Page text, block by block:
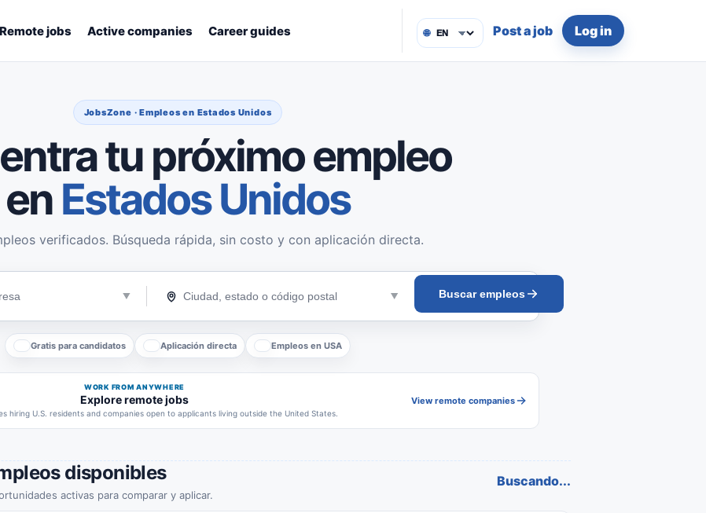
Remote jobs Active companies Career guides 🌐 Post a job Log in
JobsZone · Empleos en Estados Unidos
tu próximo empleo
en Estados Unidos
verificados. Búsqueda rápida, sin costo y con aplicación directa.
Buscar empleos
Gratis para candidatos Aplicación directa Empleos en USA
WORK FROM ANYWHERE
Explore remote jobs
hiring U.S. residents and companies open to applicants living outside the United States.
View remote companies
disponibles
activas para comparar y aplicar.
Buscando...